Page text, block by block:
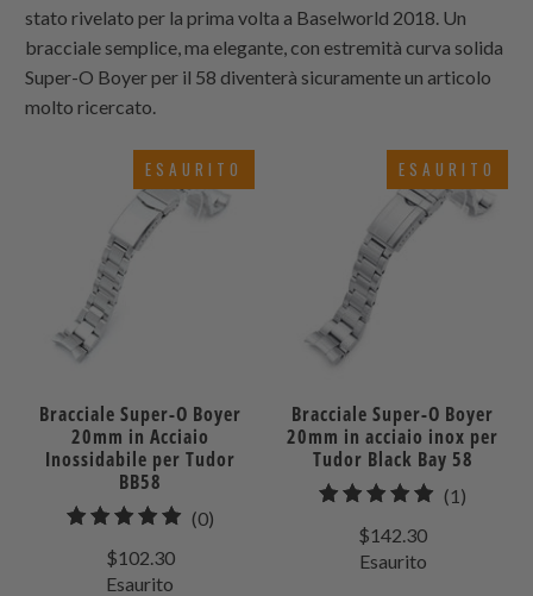
stato rivelato per la prima volta a Baselworld 2018. Un
bracciale semplice, ma elegante, con estremità curva solida
Super-O Boyer per il 58 diventerà sicuramente un articolo
molto ricercato.
ESAURITO
Bracciale Super-O Boyer
20mm in Acciaio
Inossidabile per Tudor
BB58
(0)0
$102.30
Esaurito
ESAURITO
Bracciale Super-O Boyer
20mm in acciaio inox per
Tudor Black Bay 58
(1)
$142.30
Esaurito